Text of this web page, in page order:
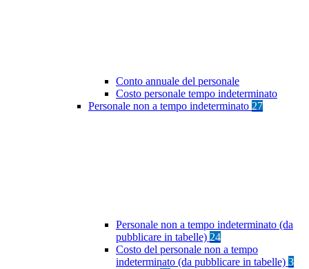
Conto annuale del personale
Costo personale tempo indeterminato
Personale non a tempo indeterminato 27
Personale non a tempo indeterminato (da
pubblicare in tabelle) 24
Costo del personale non a tempo
indeterminato (da pubblicare in tabelle) 3